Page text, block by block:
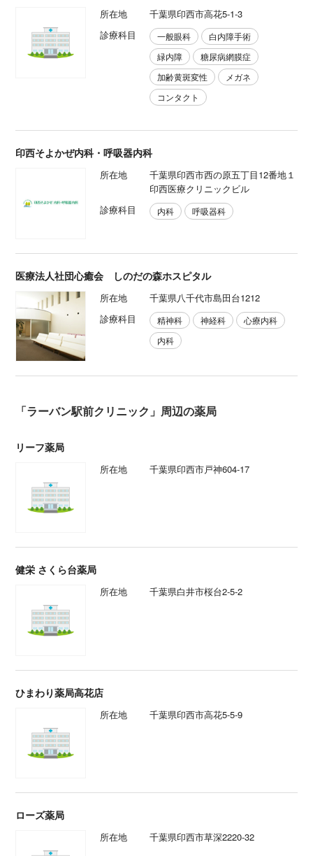
所在地
千葉県印西市高花5-1-3
診療科目
一般眼科
白内障手術
緑内障
糖尿病網膜症
加齢黄斑変性
メガネ
コンタクト
印西そよかぜ内科・呼吸器内科
所在地
千葉県印西市西の原五丁目12番地１
印西医療クリニックビル
診療科目
内科 呼吸器科
医療法人社団心癒会 しのだの森ホスピタル
所在地
千葉県八千代市島田台1212
診療科目
精神科 神経科
心療内科
内科
「ラーバン駅前クリニック」周辺の薬局
リーフ薬局
所在地 千葉県印西市戸神604-17
健栄 さくら台薬局
所在地 千葉県白井市桜台2-5-2
ひまわり薬局高花店
所在地 千葉県印西市高花5-5-9
ローズ薬局
所在地 千葉県印西市草深2220-32